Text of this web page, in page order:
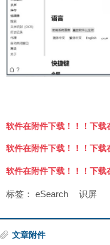
软件在附件下载！！！下载
软件在附件下载！！！下载
软件在附件下载！！！下载
标签： eSearch 识屏
文章附件